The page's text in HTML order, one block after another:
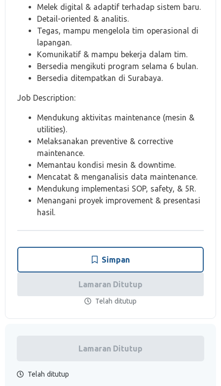
Melek digital & adaptif terhadap sistem baru.
Detail-oriented & analitis.
Tegas, mampu mengelola tim operasional di
lapangan.
Komunikatif & mampu bekerja dalam tim.
Bersedia mengikuti program selama 6 bulan.
Bersedia ditempatkan di Surabaya.
Job Description:
Mendukung aktivitas maintenance (mesin &
utilities).
Melaksanakan preventive & corrective
maintenance.
Memantau kondisi mesin & downtime.
Mencatat & menganalisis data maintenance.
Mendukung implementasi SOP, safety, & 5R.
Menangani proyek improvement & presentasi
hasil.
Simpan
Lamaran Ditutup
Telah ditutup
Lamaran Ditutup
Telah ditutup